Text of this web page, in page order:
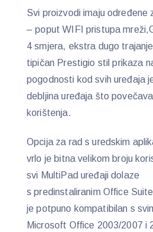
Svi proizvodi imaju određene
– poput WIFI pristupa
4 smjera, ekstra dugo
tipičan Prestigio stil prikaza
pogodnosti kod svih uređaja
debljina uređaja što
korištenja.
Opcija za rad s uredskim
vrlo je bitna velikom broju
svi MultiPad uređaji dolaze
s predinstaliranim Office
je potpuno kompatibilan s
Microsoft Office 2003/2007 i